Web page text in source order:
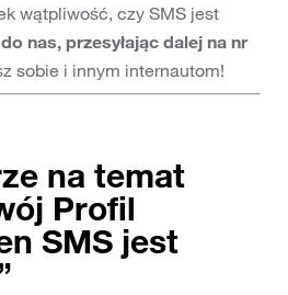
wątpliwość, czy SMS jest
nas, przesyłając dalej na nr
sobie i innym internautom!
na temat
Profil
SMS jest